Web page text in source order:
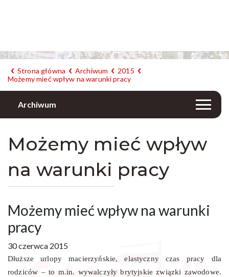
Strona główna Archiwum
2015
Możemy mieć wpływ na warunki pracy
Archiwum
Możemy mieć wpływ
na warunki pracy
Możemy mieć wpływ na warunki
pracy
30 czerwca 2015
Dłuższe urlopy macierzyńskie, elastyczny czas pracy dla
rodziców – to m.in. wywalczyły brytyjskie związki zawodowe.